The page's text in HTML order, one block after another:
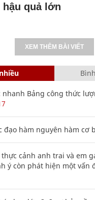
quả lớn
XEM THÊM BÀI VIẾT
nhanh Bảng công thức
đạo hàm nguyên hàm cơ
cảnh anh trai và em
ý còn phát hiện một vấn